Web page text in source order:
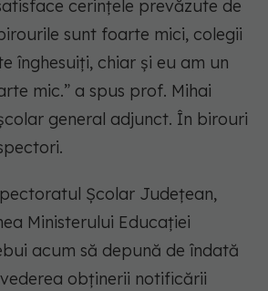
cerinţele prevăzute de
sunt foarte mici, colegii
înghesuiţi, chiar şi eu am un
mic.” a spus prof. Mihai
general adjunct. În birouri
Şcolar Județean,
Ministerului Educației
acum să depună de îndată
obținerii notificării